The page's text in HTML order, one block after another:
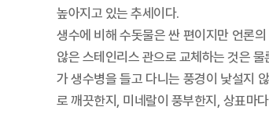
높아지고 있는 추세이다.
생수에 비해 수돗물은 싼 편이지만 언론
않은 스테인리스 관으로 교체하는 것은
가 생수병을 들고 다니는 풍경이 낯설지
로 깨끗한지, 미네랄이 풍부한지, 상표마